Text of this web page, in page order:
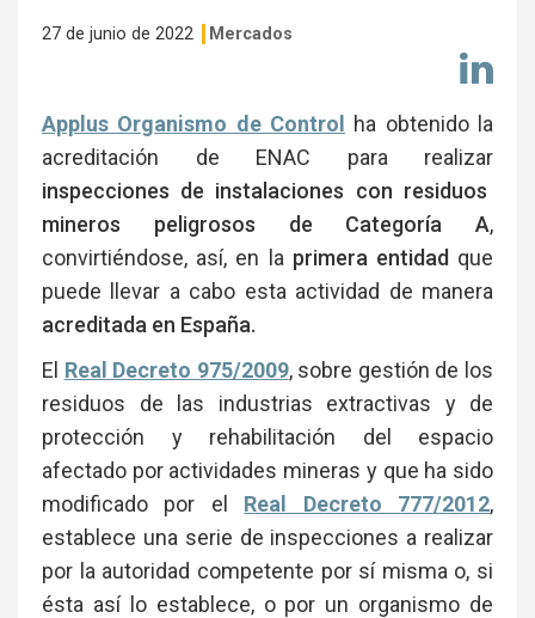
27 de junio de 2022 Mercados
en
Applus Organismo de Control ha obtenido la
acreditación de ENAC para realizar
inspecciones de instalaciones con residuos
mineros peligrosos de Categoría A,
convirtiéndose, así, en la primera entidadque
puede llevar a cabo esta actividad de manera
acreditada en España.
El Real Decreto 975/2009, sobre gestión de los
residuos de las industrias extractivas y de
protección y rehabilitación del espacio
afectado por actividades mineras y que ha sido
modificado por el Real Decreto 777/2012,
establece una serie de inspecciones a realizar
por la autoridad competente por sí misma o, si
ésta así lo establece, o por un organismo de